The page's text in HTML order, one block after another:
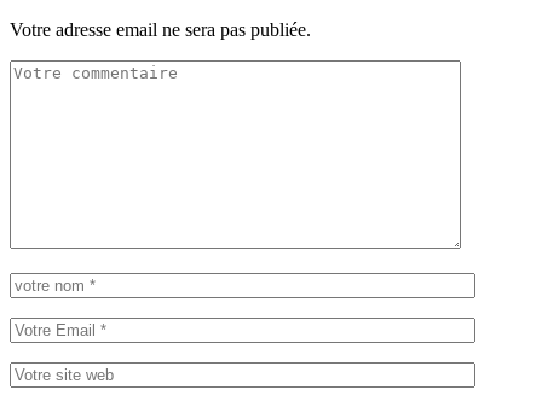
Votre adresse email ne sera pas publiée.